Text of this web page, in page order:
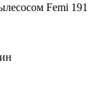
Femi 191